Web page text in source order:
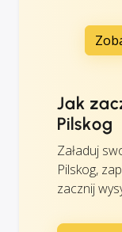
Jak
Pilskog
Załaduj
Pilskog,
zacznij